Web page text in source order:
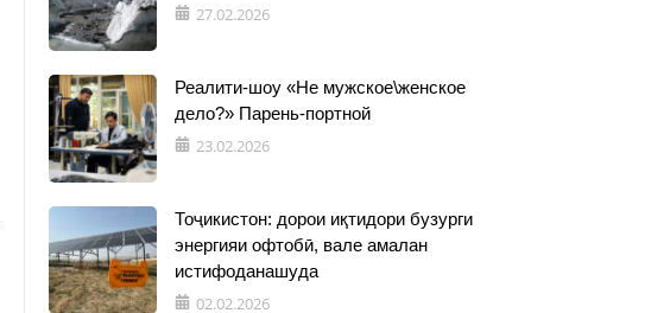
27.02.2026
Реалити-шоу «Не мужское\женское
дело?» Парень-портной
23.02.2026
Тоҷикистон: дорои иқтидори бузурги
энергияи офтобӣ, вале амалан
истифоданашуда
02.02.2026